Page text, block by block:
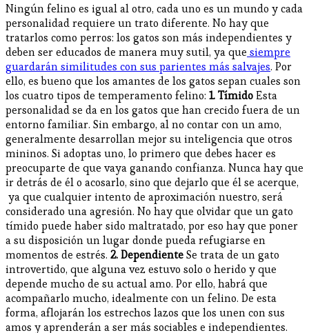
Ningún felino es igual al otro, cada uno es un mundo y cada
personalidad requiere un trato diferente. No hay que
tratarlos como perros: los gatos son más independientes y
deben ser educados de manera muy sutil, ya que siempre
guardarán similitudes con sus parientes más salvajes. Por
ello, es bueno que los amantes de los gatos sepan cuales son
los cuatro tipos de temperamento felino: 1. TímidoEsta
personalidad se da en los gatos que han crecido fuera de un
entorno familiar. Sin embargo, al no contar con un amo,
generalmente desarrollan mejor su inteligencia que otros
mininos. Si adoptas uno, lo primero que debes hacer es
preocuparte de que vaya ganando confianza. Nunca hay que
ir detrás de él o acosarlo, sino que dejarlo que él se acerque,
ya que cualquier intento de aproximación nuestro, será
considerado una agresión. No hay que olvidar que un gato
tímido puede haber sido maltratado, por eso hay que poner
a su disposición un lugar donde pueda refugiarse en
momentos de estrés. 2. DependienteSe trata de un gato
introvertido, que alguna vez estuvo solo o herido y que
depende mucho de su actual amo. Por ello, habrá que
acompañarlo mucho, idealmente con un felino. De esta
forma, aflojarán los estrechos lazos que los unen con sus
amos y aprenderán a ser más sociables e independientes.